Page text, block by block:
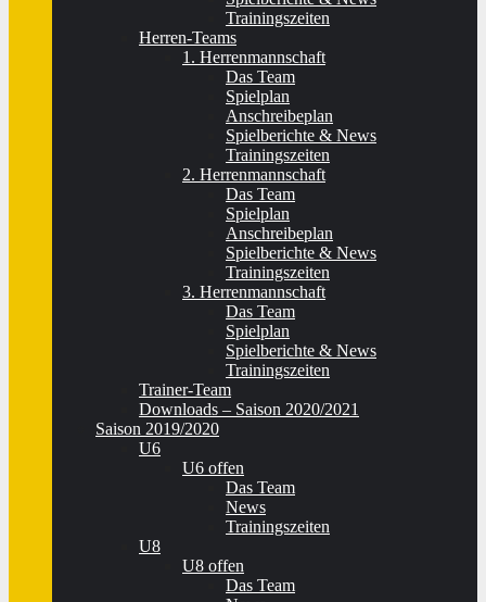
Trainingszeiten
Herren-Teams
1. Herrenmannschaft
Das Team
Spielplan
Anschreibeplan
Spielberichte & News
Trainingszeiten
2. Herrenmannschaft
Das Team
Spielplan
Anschreibeplan
Spielberichte & News
Trainingszeiten
3. Herrenmannschaft
Das Team
Spielplan
Spielberichte & News
Trainingszeiten
Trainer-Team
Downloads – Saison 2020/2021
Saison 2019/2020
U6
U6 offen
Das Team
News
Trainingszeiten
U8
U8 offen
Das Team